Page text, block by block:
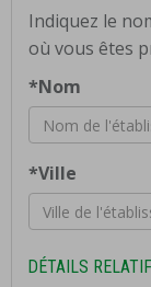
Indiquez le
où vous êtes
*Nom
*Ville
DÉTAILS